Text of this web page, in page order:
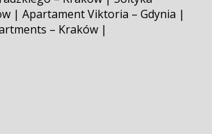
| Apartament Viktoria – Gdynia |
– Kraków |